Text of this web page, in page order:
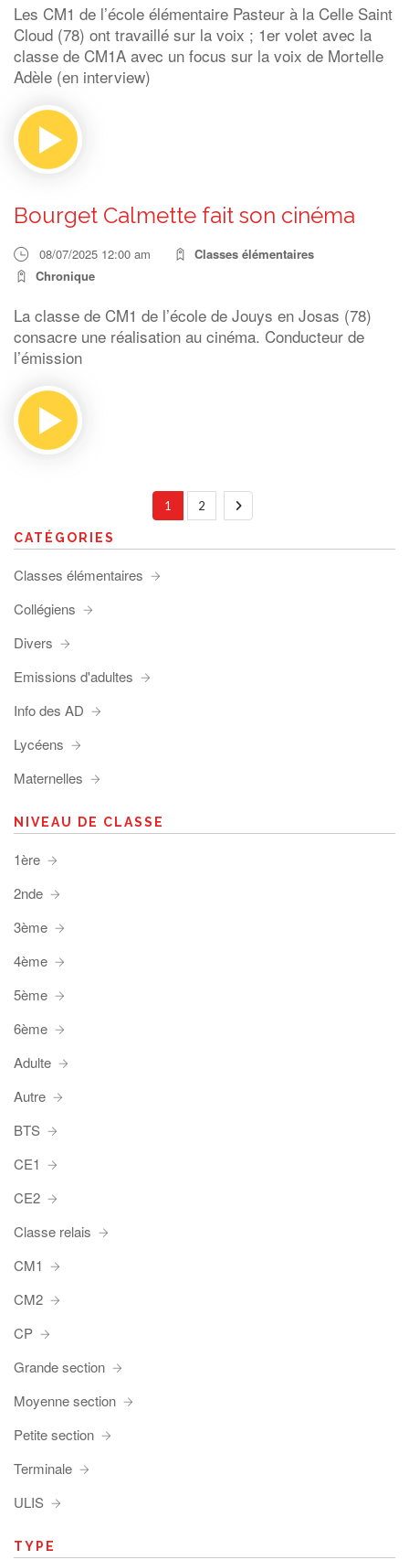
Les CM1 de l’école élémentaire Pasteur à la Celle Saint
Cloud (78) ont travaillé sur la voix ; 1er volet avec la
classe de CM1A avec un focus sur la voix de Mortelle
Adèle (en interview)
Bourget Calmette fait son cinéma
08/07/2025 12:00 am
Classes élémentaires
Chronique
La classe de CM1 de l’école de Jouys en Josas (78)
consacre une réalisation au cinéma. Conducteur de
l’émission
1 2
CATÉGORIES
Classes élémentaires
Collégiens
Divers
Emissions d'adultes
Info des AD
Lycéens
Maternelles
NIVEAU DE CLASSE
1ère
2nde
3ème
4ème
5ème
6ème
Adulte
Autre
BTS
CE1
CE2
Classe relais
CM1
CM2
CP
Grande section
Moyenne section
Petite section
Terminale
ULIS
TYPE